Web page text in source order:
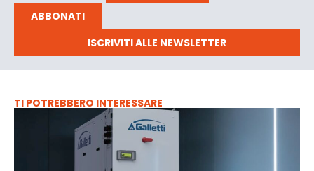
ABBONATI
ISCRIVITI ALLE NEWSLETTER
TI POTREBBERO INTERESSARE